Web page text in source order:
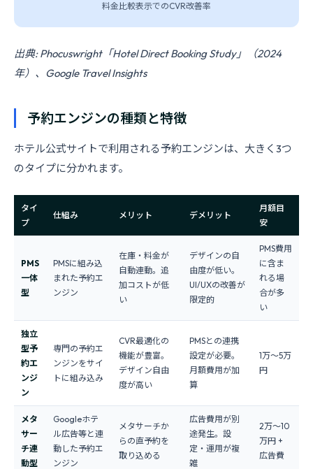
料金比較表示でのCVR改善率
出典: Phocuswright「Hotel Direct Booking Study」（2024
年）、Google Travel Insights
予約エンジンの種類と特徴
ホテル公式サイトで利用される予約エンジンは、大きく3つ
のタイプに分かれます。
タイ
プ
仕組み メリット デメリット
月額目
安
PMS
一体
型
PMSに組み込
まれた予約エ
ンジン
在庫・料金が
自動連動。追
加コストが低
い
デザインの自
由度が低い。
UI/UXの改善が
限定的
PMS費用
に含ま
れる場
合が多
い
独立
型予
約エ
ンジ
ン
専門の予約エ
ンジンをサイ
トに組み込み
CVR最適化の
機能が豊富。
デザイン自由
度が高い
PMSとの連携
設定が必要。
月額費用が加
算
1万〜5万
円
メタ
サー
チ連
動型
Googleホテ
ル広告等と連
動した予約エ
ンジン
メタサーチか
らの直予約を
取り込める
広告費用が別
途発生。設
定・運用が複
雑
2万〜10
万円 +
広告費